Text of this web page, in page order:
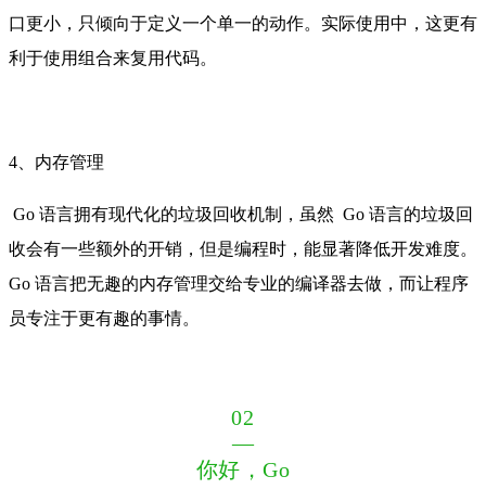
口更小，只倾向于定义一个单一的动作。实际使用中，这更有
利于使用组合来复用代码。
4、内存管理
Go 语言拥有现代化的垃圾回收机制，虽然 Go 语言的垃圾回
收会有一些额外的开销，但是编程时，能显著降低开发难度。
Go 语言把无趣的内存管理交给专业的编译器去做，而让程序
员专注于更有趣的事情。
02
—
你好，Go